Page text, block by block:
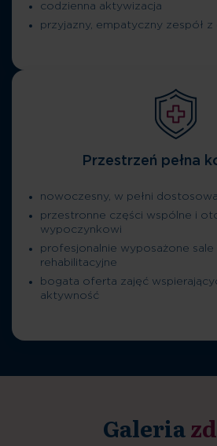
codzienna aktywizacja
przyjazny, empatyczny zespół
Przestrzeń pełna
nowoczesny, w pełni
przestronne części wspólne i
wypoczynkowi
profesjonalnie wyposażone
rehabilitacyjne
bogata oferta zajęć
aktywność
Galeria